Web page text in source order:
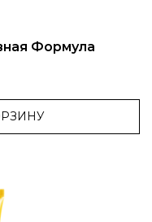
Формула